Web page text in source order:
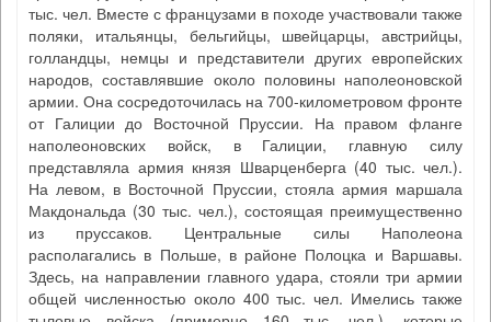
тыс. чел. Вместе с французами в походе участвовали также
поляки, итальянцы, бельгийцы, швейцарцы, австрийцы,
голландцы, немцы и представители других европейских
народов, составлявшие около половины наполеоновской
армии. Она сосредоточилась на 700-километровом фронте
от Галиции до Восточной Пруссии. На правом фланге
наполеоновских войск, в Галиции, главную силу
представляла армия князя Шварценберга (40 тыс. чел.).
На левом, в Восточной Пруссии, стояла армия маршала
Макдональда (30 тыс. чел.), состоящая преимущественно
из пруссаков. Центральные силы Наполеона
располагались в Польше, в районе Полоцка и Варшавы.
Здесь, на направлении главного удара, стояли три армии
общей численностью около 400 тыс. чел. Имелись также